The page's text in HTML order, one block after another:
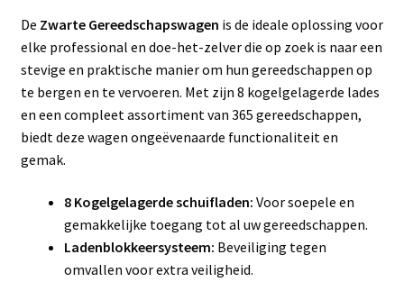
De Zwarte Gereedschapswagen is de ideale oplossing voor
elke professional en doe-het-zelver die op zoek is naar een
stevige en praktische manier om hun gereedschappen op
te bergen en te vervoeren. Met zijn 8 kogelgelagerde lades
en een compleet assortiment van 365 gereedschappen,
biedt deze wagen ongeëvenaarde functionaliteit en
gemak.
8 Kogelgelagerde schuifladen: Voor soepele en
gemakkelijke toegang tot al uw gereedschappen.
Ladenblokkeersysteem: Beveiliging tegen
omvallen voor extra veiligheid.